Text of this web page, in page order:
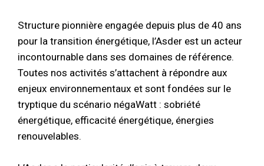
Structure pionnière engagée depuis plus de 40 ans
pour la transition énergétique, l’Asder est un acteur
incontournable dans ses domaines de référence.
Toutes nos activités s’attachent à répondre aux
enjeux environnementaux et sont fondées sur le
tryptique du scénario négaWatt : sobriété
énergétique, efficacité énergétique, énergies
renouvelables.